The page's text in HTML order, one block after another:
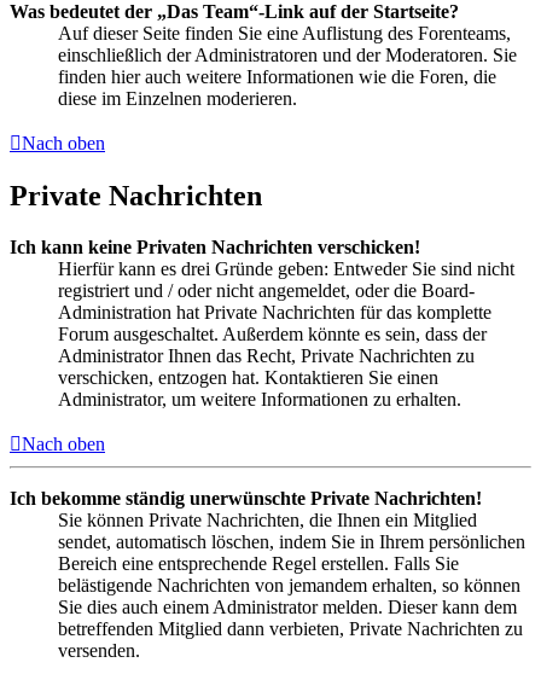
Was bedeutet der „Das Team“-Link auf der Startseite?
Auf dieser Seite finden Sie eine Auflistung des Forenteams,
einschließlich der Administratoren und der Moderatoren. Sie
finden hier auch weitere Informationen wie die Foren, die
diese im Einzelnen moderieren.
Nach oben
Private Nachrichten
Ich kann keine Privaten Nachrichten verschicken!
Hierfür kann es drei Gründe geben: Entweder Sie sind nicht
registriert und / oder nicht angemeldet, oder die Board-
Administration hat Private Nachrichten für das komplette
Forum ausgeschaltet. Außerdem könnte es sein, dass der
Administrator Ihnen das Recht, Private Nachrichten zu
verschicken, entzogen hat. Kontaktieren Sie einen
Administrator, um weitere Informationen zu erhalten.
Nach oben
Ich bekomme ständig unerwünschte Private Nachrichten!
Sie können Private Nachrichten, die Ihnen ein Mitglied
sendet, automatisch löschen, indem Sie in Ihrem persönlichen
Bereich eine entsprechende Regel erstellen. Falls Sie
belästigende Nachrichten von jemandem erhalten, so können
Sie dies auch einem Administrator melden. Dieser kann dem
betreffenden Mitglied dann verbieten, Private Nachrichten zu
versenden.